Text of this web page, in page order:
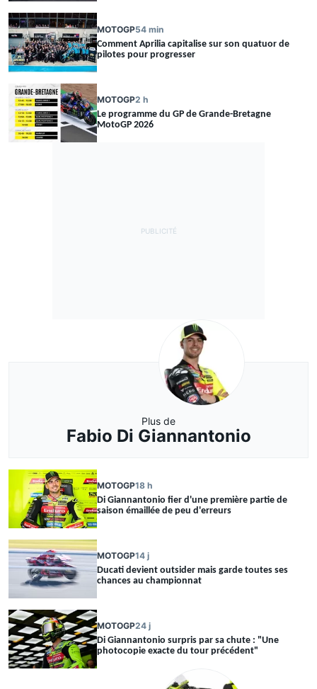
MOTOGP54 min
Comment Aprilia capitalise sur son quatuor de
pilotes pour progresser
MOTOGP2 h
Le programme du GP de Grande-Bretagne
MotoGP 2026
Plus de
Fabio Di Giannantonio
MOTOGP18 h
Di Giannantonio fier d'une première partie de
saison émaillée de peu d'erreurs
MOTOGP14 j
Ducati devient outsider mais garde toutes ses
chances au championnat
MOTOGP24 j
Di Giannantonio surpris par sa chute : "Une
photocopie exacte du tour précédent"